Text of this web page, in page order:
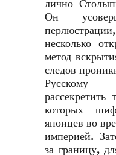
лично
Он
несколько
метод
следов
Русскому
которых
японцев во
империей.
за границу,